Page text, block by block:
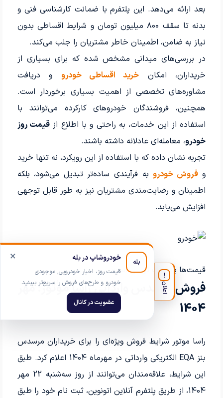
بعد ارائه می‌دهد. این پلتفرم با ضمانت کارشناسی فنی و
بدنه تا سقف ۸۰۰ میلیون تومان و شرایط اقساطی بدون
نیاز به ضامن، اطمینان خاطر مشتریان را جلب می‌کند.
در بررسی‌های میدانی مشخص شده که برای بسیاری از
خریداران، امکان خرید اقساطی خودرو و دریافت
مشاوره‌های تخصصی از اهمیت بسیاری برخوردار است.
همچنین، فروشندگان خودروهای کارکرده می‌توانند با
استفاده از این خدمات، به راحتی و با اطلاع از قیمت روز
خودرو، معامله‌ای عادلانه داشته باشند.
تجربه نشان داده که با استفاده از این رویکرد، نه تنها خرید
وفروش خودروبه فرآیندی ساده‌تر تبدیل می‌شود، بلکه
اطمینان و رضایت‌مندی مشتریان نیز به طور قابل توجهی
افزایش می‌یابد.
قیمت‌ها برحسب تومان است.
فروش مرسدس وارداتی راسا موتور: مهر
1404
راسا موتور شرایط فروش ویژه‌ای را برای خریداران مرسدس
بنز EQA الکتریکی وارداتی در مهرماه 1404 اعلام کرد. طبق
این شرایط، علاقه‌مندان می‌توانند از روز سه‌شنبه 22 مهر
1404، از طریق پلتفرم آنلاین اتونوین، ثبت نام خود را طبق
!
اعلان
× بله خودروشاپ در بله
قیمت روز، اخبار خودرویی, موجودی
خودرو و طرح‌های فروش را سریع‌تر ببینید.
عضویت در کانال